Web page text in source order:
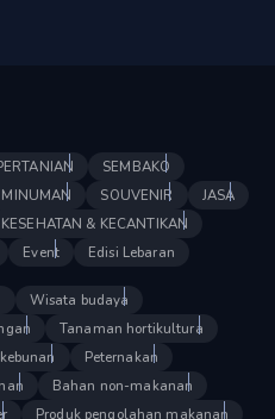
SEMBAKO
SOUVENIR
JASA
KESEHATAN & KECANTIKAN
Event Edisi Lebaran
Wisata budaya
Tanaman hortikultura
Peternakan
Bahan non-makanan
Produk pengolahan makanan